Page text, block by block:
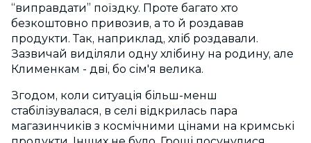
“виправдати” поїздку. Проте багато хто
безкоштовно привозив, а то й роздавав
продукти. Так, наприклад, хліб роздавали.
Зазвичай виділяли одну хлібину на родину, але
Клименкам - дві, бо сім'я велика.
Згодом, коли ситуація більш-менш
стабілізувалася, в селі відкрилась пара
магазинчиків з космічними цінами на кримські